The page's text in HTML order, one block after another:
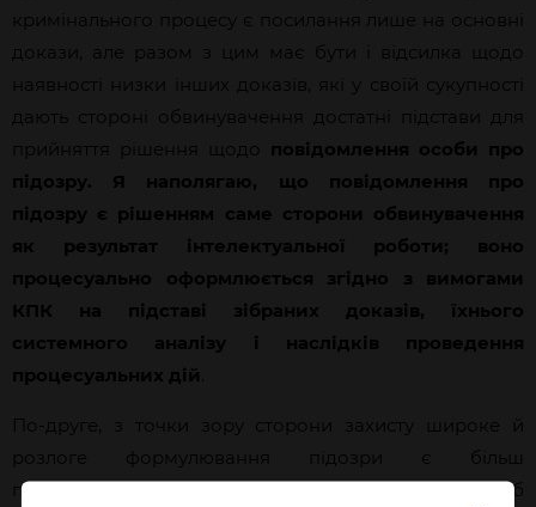
кримінального процесу є посилання лише на основні
докази, але разом з цим має бути і відсилка щодо
наявності низки інших доказів, які у своїй сукупності
дають стороні обвинувачення достатні підстави для
прийняття рішення щодо
повідомлення особи про
підозру. Я наполягаю, що повідомлення про
підозру є рішенням саме сторони обвинувачення
як результат інтелектуальної роботи; воно
процесуально оформлюється згідно з вимогами
КПК на підставі зібраних доказів, їхнього
системного аналізу і наслідків проведення
процесуальних дій
По-друге, з точки зору сторони захисту широке й
розлоге формулювання підозри є більш
продуктивним для прискіпування та спроб